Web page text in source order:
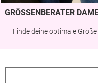
GRÖSSENBERATER DAMEN
Finde deine optimale Größe